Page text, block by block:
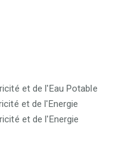
et de l'Eau Potable
et de l'Energie
et de l'Energie